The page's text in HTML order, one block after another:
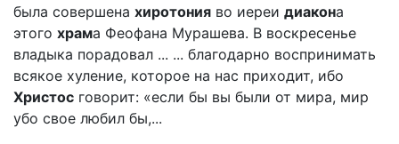
была совершена хиротония во иереи диакона
этого храма Феофана Мурашева. В воскресенье
владыка порадовал ... ... благодарно воспринимать
всякое хуление, которое на нас приходит, ибо
Христос говорит: «если бы вы были от мира, мир
убо свое любил бы,...